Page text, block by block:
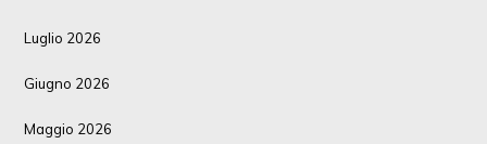
Luglio 2026
Giugno 2026
Maggio 2026